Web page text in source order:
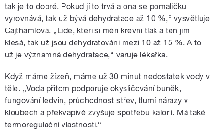
tak je to dobré. Pokud jí to trvá a ona se pomaličku
vyrovnává, tak už bývá dehydratace až 10 %,“ vysvětluje
Cajthamlová. „Lidé, kteří si měří krevní tlak a ten jim
klesá, tak už jsou dehydratováni mezi 10 až 15 %. A to
už je významná dehydratace,“ varuje lékařka.
Když máme žízeň, máme už 30 minut nedostatek vody v
těle. „Voda přitom podporuje okysličování buněk,
fungování ledvin, průchodnost střev, tlumí nárazy v
kloubech a překvapivě zvyšuje spotřebu kalorií. Má také
termoregulační vlastnosti.“